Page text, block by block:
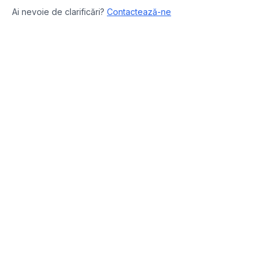
Ai nevoie de clarificări? Contactează-ne